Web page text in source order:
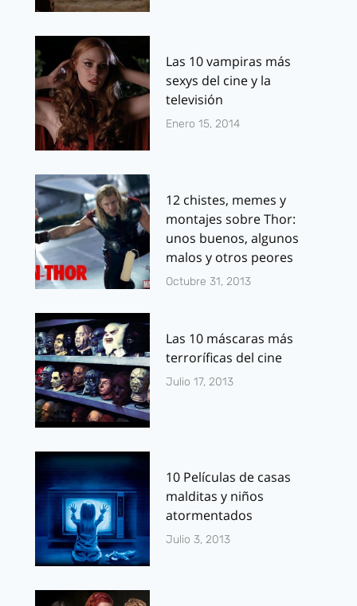
Las 10 vampiras más
sexys del cine y la
televisión
Enero 15, 2014
12 chistes, memes y
montajes sobre Thor:
unos buenos, algunos
malos y otros peores
Octubre 31, 2013
Las 10 máscaras más
terroríficas del cine
Julio 17, 2013
10 Películas de casas
malditas y niños
atormentados
Julio 3, 2013